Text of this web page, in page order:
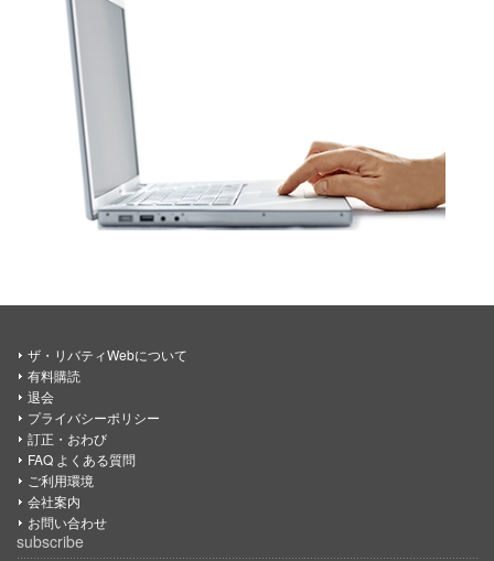
ザ・リバティWebについて
有料購読
退会
プライバシーポリシー
訂正・おわび
FAQ よくある質問
ご利用環境
会社案内
お問い合わせ
subscribe